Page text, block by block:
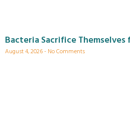
Bacteria Sacrifice Themselves
August 4, 2026 No Comments